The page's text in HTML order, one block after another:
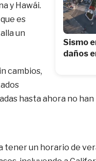
Sismo
daños
y Hawái.
es
un
cambios,
hasta ahora no
un horario de